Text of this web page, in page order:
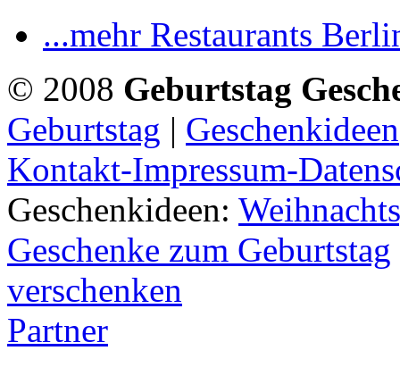
...mehr Restaurants
© 2008 Geburtstag
Geburtstag | Geschenkideen
Kontakt-Impressum-
Geschenkideen:
Geschenke zum Geburtstag
verschenken
Partner